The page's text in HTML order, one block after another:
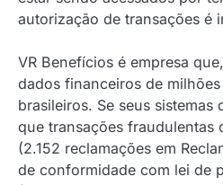
autorização de transações é
VR Benefícios é empresa
dados financeiros de
brasileiros. Se seus sistemas
que transações fraudulentas
(2.152 reclamações em
de conformidade com lei de